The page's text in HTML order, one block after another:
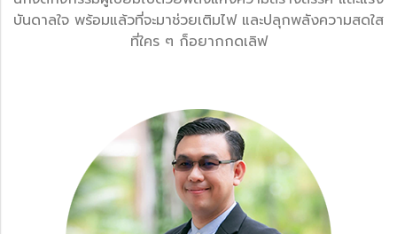
บันดาลใจ พร้อมแล้วที่จะมาช่วยเติมไฟ และปลุกพลังความสดใส
ที่ใคร ๆ ก็อยากกดเลิฟ